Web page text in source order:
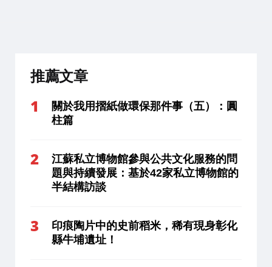
推薦文章
關於我用摺紙做環保那件事（五）：圓
柱篇
江蘇私立博物館參與公共文化服務的問
題與持續發展：基於42家私立博物館的
半結構訪談
印痕陶片中的史前稻米，稀有現身彰化
縣牛埔遺址！